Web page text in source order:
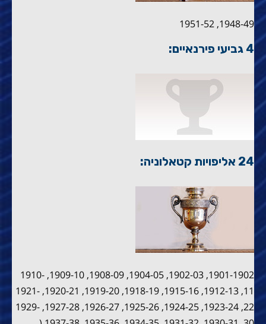
1948-49, 1951-52
4 גביעי פירנאיים:
24 אליפויות קטאלוניה:
1901-1902, 1902-03, 1904-05, 1908-09, 1909-10, 1910-
11, 1912-13, 1915-16, 1918-19, 1919-20, 1920-21, 1921-
22, 1923-24, 1924-25, 1925-26, 1926-27, 1927-28, 1929-